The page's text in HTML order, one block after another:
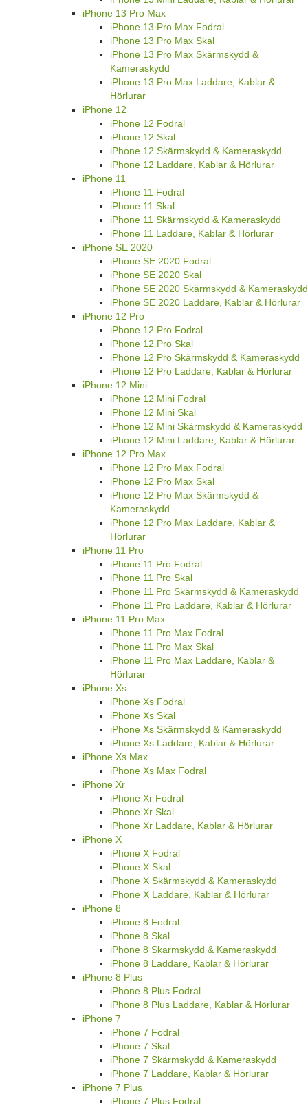
iPhone 13 Pro Max
iPhone 13 Pro Max Fodral
iPhone 13 Pro Max Skal
iPhone 13 Pro Max Skärmskydd &
Kameraskydd
iPhone 13 Pro Max Laddare, Kablar &
Hörlurar
iPhone 12
iPhone 12 Fodral
iPhone 12 Skal
iPhone 12 Skärmskydd & Kameraskydd
iPhone 12 Laddare, Kablar & Hörlurar
iPhone 11
iPhone 11 Fodral
iPhone 11 Skal
iPhone 11 Skärmskydd & Kameraskydd
iPhone 11 Laddare, Kablar & Hörlurar
iPhone SE 2020
iPhone SE 2020 Fodral
iPhone SE 2020 Skal
iPhone SE 2020 Skärmskydd & Kameraskydd
iPhone SE 2020 Laddare, Kablar & Hörlurar
iPhone 12 Pro
iPhone 12 Pro Fodral
iPhone 12 Pro Skal
iPhone 12 Pro Skärmskydd & Kameraskydd
iPhone 12 Pro Laddare, Kablar & Hörlurar
iPhone 12 Mini
iPhone 12 Mini Fodral
iPhone 12 Mini Skal
iPhone 12 Mini Skärmskydd & Kameraskydd
iPhone 12 Mini Laddare, Kablar & Hörlurar
iPhone 12 Pro Max
iPhone 12 Pro Max Fodral
iPhone 12 Pro Max Skal
iPhone 12 Pro Max Skärmskydd &
Kameraskydd
iPhone 12 Pro Max Laddare, Kablar &
Hörlurar
iPhone 11 Pro
iPhone 11 Pro Fodral
iPhone 11 Pro Skal
iPhone 11 Pro Skärmskydd & Kameraskydd
iPhone 11 Pro Laddare, Kablar & Hörlurar
iPhone 11 Pro Max
iPhone 11 Pro Max Fodral
iPhone 11 Pro Max Skal
iPhone 11 Pro Max Laddare, Kablar &
Hörlurar
iPhone Xs
iPhone Xs Fodral
iPhone Xs Skal
iPhone Xs Skärmskydd & Kameraskydd
iPhone Xs Laddare, Kablar & Hörlurar
iPhone Xs Max
iPhone Xs Max Fodral
iPhone Xr
iPhone Xr Fodral
iPhone Xr Skal
iPhone Xr Laddare, Kablar & Hörlurar
iPhone X
iPhone X Fodral
iPhone X Skal
iPhone X Skärmskydd & Kameraskydd
iPhone X Laddare, Kablar & Hörlurar
iPhone 8
iPhone 8 Fodral
iPhone 8 Skal
iPhone 8 Skärmskydd & Kameraskydd
iPhone 8 Laddare, Kablar & Hörlurar
iPhone 8 Plus
iPhone 8 Plus Fodral
iPhone 8 Plus Laddare, Kablar & Hörlurar
iPhone 7
iPhone 7 Fodral
iPhone 7 Skal
iPhone 7 Skärmskydd & Kameraskydd
iPhone 7 Laddare, Kablar & Hörlurar
iPhone 7 Plus
iPhone 7 Plus Fodral